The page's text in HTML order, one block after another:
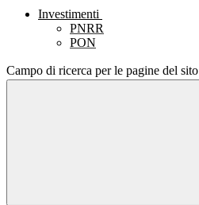
Investimenti
PNRR
PON
Campo di ricerca per le pagine del sito